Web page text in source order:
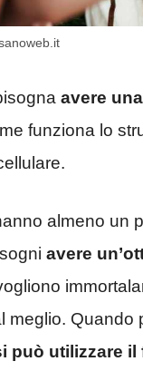
avere
funziona lo
almeno un
avere
meglio. Quando
può utilizzare il